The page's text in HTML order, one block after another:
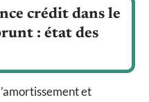
crédit dans le
: état des
et